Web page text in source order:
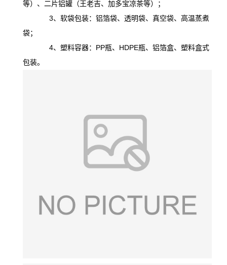
等）、二片铝罐（王老吉、加多宝凉茶等）；
3、软袋包装：铝箔袋、透明袋、真空袋、高温蒸煮
袋；
4、塑料容器：PP瓶、HDPE瓶、铝箔盒、塑料盒式
包装。